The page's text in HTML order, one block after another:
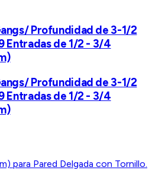
Profundidad de 3-1/2
Entradas de 1/2 - 3/4
Profundidad de 3-1/2
Entradas de 1/2 - 3/4